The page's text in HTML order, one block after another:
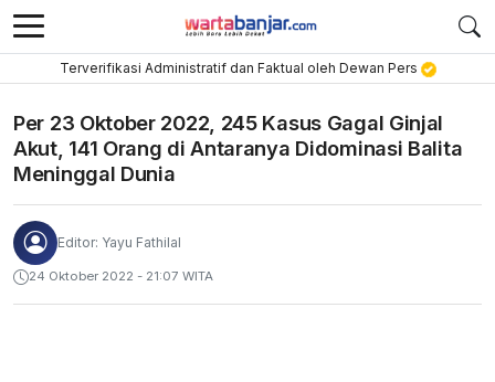
Terverifikasi Administratif dan Faktual oleh Dewan Pers
Per 23 Oktober 2022, 245 Kasus Gagal Ginjal
Akut, 141 Orang di Antaranya Didominasi Balita
Meninggal Dunia
Editor: Yayu Fathilal
24 Oktober 2022 - 21:07 WITA